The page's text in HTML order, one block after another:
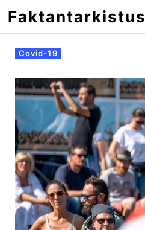
Faktantarkistus
välilehdet
Covid-19